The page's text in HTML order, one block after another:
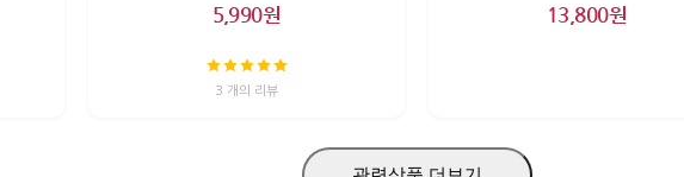
5,990원
3 개의 리뷰
13,800원